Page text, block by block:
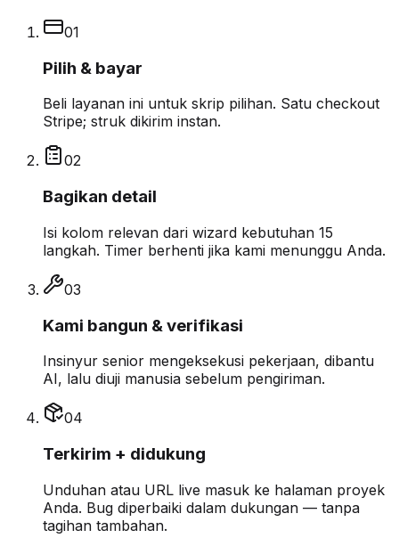
01
Pilih & bayar
Beli layanan ini untuk skrip pilihan. Satu checkout
Stripe; struk dikirim instan.
02
Bagikan detail
Isi kolom relevan dari wizard kebutuhan 15
langkah. Timer berhenti jika kami menunggu Anda.
03
Kami bangun & verifikasi
Insinyur senior mengeksekusi pekerjaan, dibantu
AI, lalu diuji manusia sebelum pengiriman.
04
Terkirim + didukung
Unduhan atau URL live masuk ke halaman proyek
Anda. Bug diperbaiki dalam dukungan — tanpa
tagihan tambahan.